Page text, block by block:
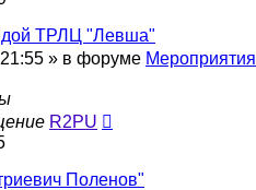
ТРЛЦ "Левша"
» в форуме Мероприятия
R2PU
Поленов"